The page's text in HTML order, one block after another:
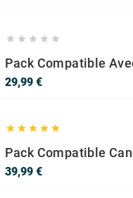
    
29,99 €Prix
    
39,99 €Prix